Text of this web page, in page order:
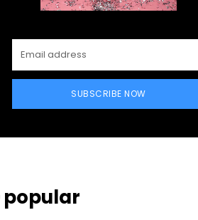
SUBSCRIBE NOW
popular